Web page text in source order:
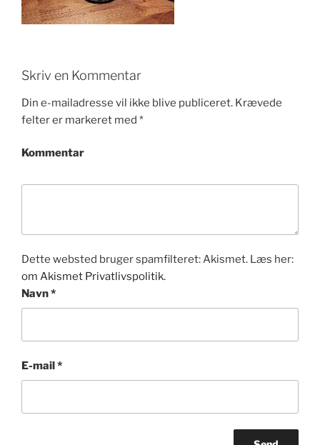
Skriv en Kommentar
Din e-mailadresse vil ikke blive publiceret. Krævede
felter er markeret med *
Kommentar
Dette websted bruger spamfilteret: Akismet. Læs her:
om Akismet Privatlivspolitik.
Navn*
E-mail*